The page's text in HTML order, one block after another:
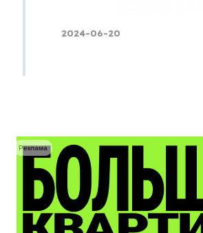
2024-06-20
Реклама